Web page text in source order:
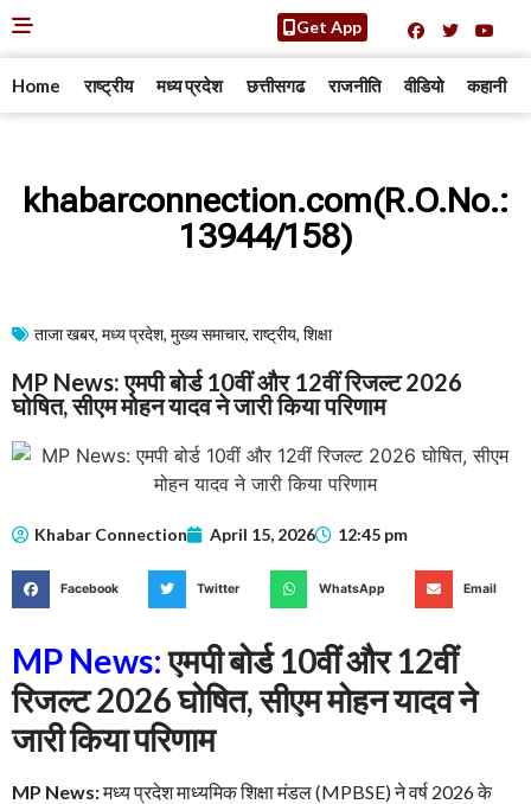
Get App
Home राष्ट्रीय मध्य प्रदेश छत्तीसगढ राजनीति वीडियो कहानी
khabarconnection.com(R.O.No.:
13944/158)
ताजा खबर, मध्य प्रदेश, मुख्य समाचार​, राष्ट्रीय, शिक्षा
MP News: एमपी बोर्ड 10वीं और 12वीं रिजल्ट 2026
घोषित, सीएम मोहन यादव ने जारी किया परिणाम
Khabar Connection April 15, 2026 12:45 pm
Facebook Twitter WhatsApp Email
MP News:एमपी बोर्ड 10वीं और 12वीं
रिजल्ट 2026 घोषित, सीएम मोहन यादव ने
जारी किया परिणाम
MP News:मध्य प्रदेश माध्यमिक शिक्षा मंडल (MPBSE) ने वर्ष 2026 के